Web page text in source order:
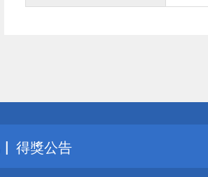
詐騙網頁！請小心！
得獎公告
熱門話題
銀行優惠